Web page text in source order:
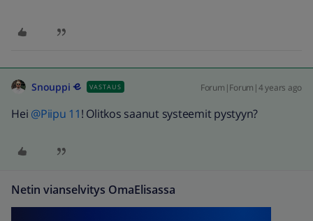
Snouppi VASTAUS Forum|Forum|4 years ago
Hei @Piipu 11! Olitkos saanut systeemit pystyyn?
Netin vianselvitys OmaElisassa